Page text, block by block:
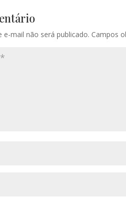
e-mail não será publicado. Campos